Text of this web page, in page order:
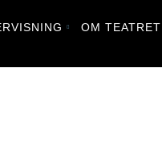
OM TEATRET